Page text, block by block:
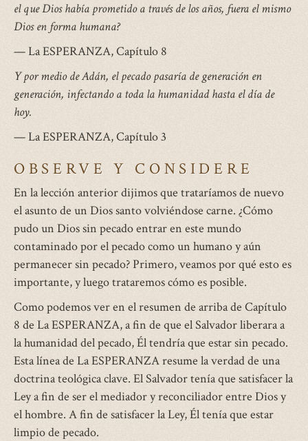
el que Dios había prometido a través de los años, fuera el mismo
Dios en forma humana?
— La ESPERANZA, Capítulo 8
Y por medio de Adán, el pecado pasaría de generación en
generación, infectando a toda la humanidad hasta el día de
hoy.
— La ESPERANZA, Capítulo 3
OBSERVE Y CONSIDERE
En la lección anterior dijimos que trataríamos de nuevo
el asunto de un Dios santo volviéndose carne. ¿Cómo
pudo un Dios sin pecado entrar en este mundo
contaminado por el pecado como un humano y aún
permanecer sin pecado? Primero, veamos por qué esto es
importante, y luego trataremos cómo es posible.
Como podemos ver en el resumen de arriba de Capítulo
8 de La ESPERANZA, a fin de que el Salvador liberara a
la humanidad del pecado, Él tendría que estar sin pecado.
Esta línea de La ESPERANZA resume la verdad de una
doctrina teológica clave. El Salvador tenía que satisfacer la
Ley a fin de ser el mediador y reconciliador entre Dios y
el hombre. A fin de satisfacer la Ley, Él tenía que estar
limpio de pecado.